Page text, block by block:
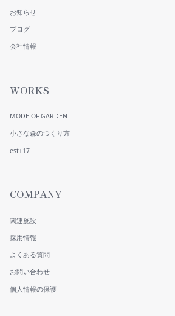
お知らせ
ブログ
会社情報
WORKS
MODE OF GARDEN
小さな森のつくり方
est+17
COMPANY
関連施設
採用情報
よくある質問
お問い合わせ
個人情報の保護